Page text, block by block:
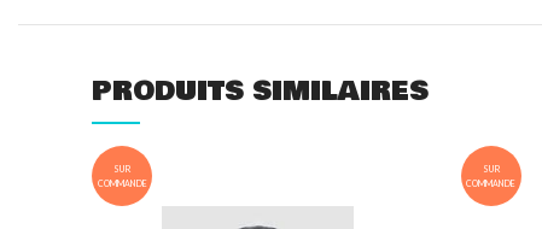
PRODUITS SIMILAIRES
SUR
COMMANDE
SUR
COMMANDE